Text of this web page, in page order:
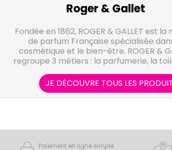
Roger & Gallet
Fondée en 1862, ROGER & GALLET est la
de parfum Française spécialisée
cosmétique et le bien-être. ROGER &
regroupe 3 métiers : la parfumerie, la
JE DÉCOUVRE TOUS LES
Paiement en ligne simple